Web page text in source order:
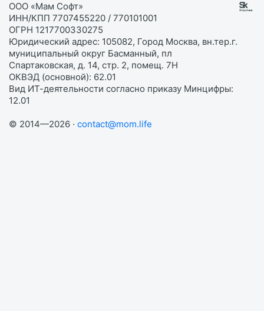
ООО «Мам Софт»
ИНН/КПП 7707455220 / 770101001
ОГРН 1217700330275
Юридический адрес: 105082, Город Москва, вн.тер.г.
муниципальный округ Басманный, пл
Спартаковская, д. 14, стр. 2, помещ. 7Н
ОКВЭД (основной): 62.01
Вид ИТ-деятельности согласно приказу Минцифры:
12.01
© 2014—2026 · contact@mom.life